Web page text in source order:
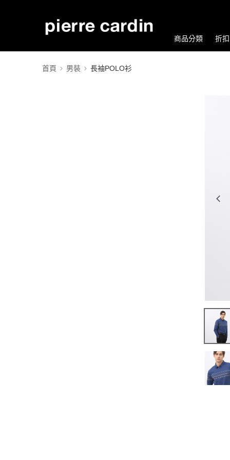
商品分類 折
首頁 男裝 長袖POLO衫